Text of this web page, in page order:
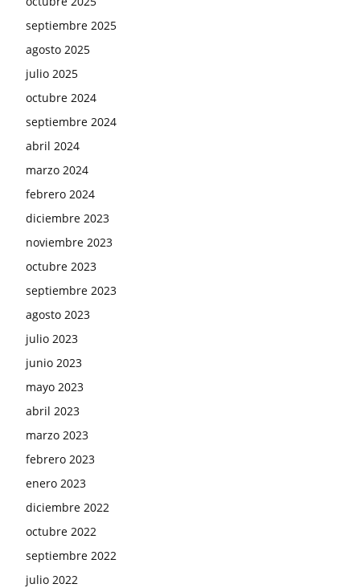
septiembre 2025
agosto 2025
julio 2025
octubre 2024
septiembre 2024
abril 2024
marzo 2024
febrero 2024
diciembre 2023
noviembre 2023
octubre 2023
septiembre 2023
agosto 2023
julio 2023
junio 2023
mayo 2023
abril 2023
marzo 2023
febrero 2023
enero 2023
diciembre 2022
octubre 2022
septiembre 2022
julio 2022